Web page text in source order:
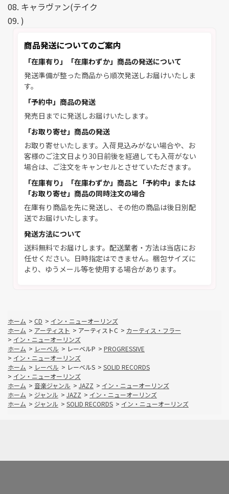
08. キャラヴァン(テイク
09. )
商品発送についてのご案内
「在庫有り」「在庫わずか」商品の発送について
発送準備が整った商品から順次発送しお届けいたしま
す。
「予約中」商品の発送
発売日までに発送しお届けいたします。
「お取り寄せ」商品の発送
お取り寄せいたします。入荷見込みがない場合や、お
客様のご注文日より30日前後を経過しても入荷がない
場合は、ご注文をキャンセルとさせていただきます。
「在庫有り」「在庫わずか」商品と「予約中」または
「お取り寄せ」商品の同時注文の場合
在庫有り商品を先に発送し、その他の商品は後日別配
送でお届けいたします。
発送方法について
送料無料でお届けします。配送業者・方法は当店にお
任せください。日時指定はできません。梱包サイズに
より、ゆうメール等を使用する場合があります。
ホーム > CD > イン・ニューオーリンズ
ホーム > アーティスト > アーティストC > カーティス・フラー
> イン・ニューオーリンズ
ホーム > レーベル > レーベルP > PROGRESSIVE
> イン・ニューオーリンズ
ホーム > レーベル > レーベルS > SOLID RECORDS
> イン・ニューオーリンズ
ホーム > 音楽ジャンル > JAZZ > イン・ニューオーリンズ
ホーム > ジャンル > JAZZ > イン・ニューオーリンズ
ホーム > ジャンル > SOLID RECORDS > イン・ニューオーリンズ